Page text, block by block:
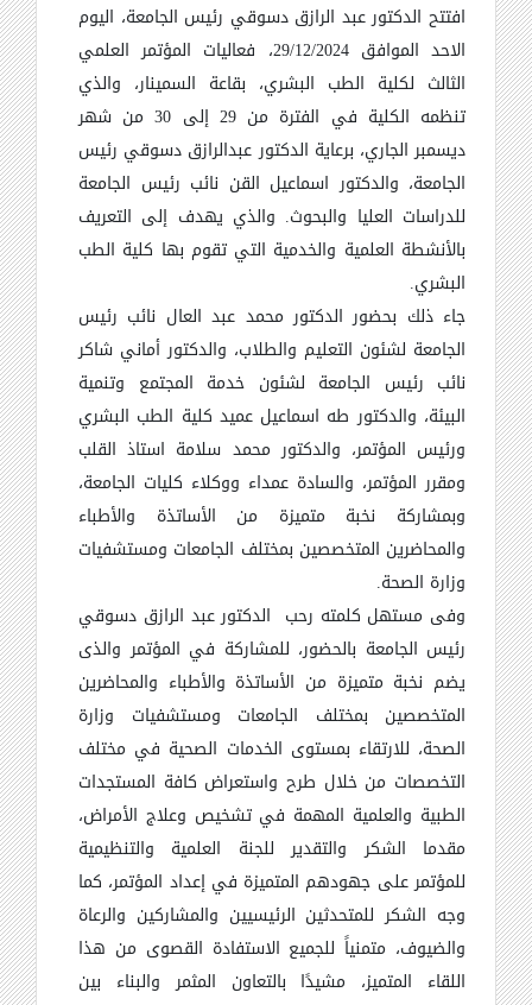
افتتح الدكتور عبد الرازق دسوقي رئيس الجامعة، اليوم
الاحد الموافق 29/12/2024، فعاليات المؤتمر العلمي
الثالث لكلية الطب البشري، بقاعة السمينار، والذي
تنظمه الكلية في الفترة من 29 إلى 30 من شهر
ديسمبر الجاري، برعاية الدكتور عبدالرازق دسوقي رئيس
الجامعة، والدكتور اسماعيل القن نائب رئيس الجامعة
للدراسات العليا والبحوث. والذي يهدف إلى التعريف
بالأنشطة العلمية والخدمية التي تقوم بها كلية الطب
البشري.
جاء ذلك بحضور الدكتور محمد عبد العال نائب رئيس
الجامعة لشئون التعليم والطلاب، والدكتور أماني شاكر
نائب رئيس الجامعة لشئون خدمة المجتمع وتنمية
البيئة، والدكتور طه اسماعيل عميد كلية الطب البشري
ورئيس المؤتمر، والدكتور محمد سلامة استاذ القلب
ومقرر المؤتمر، والسادة عمداء ووكلاء كليات الجامعة،
وبمشاركة نخبة متميزة من الأساتذة والأطباء
والمحاضرين المتخصصين بمختلف الجامعات ومستشفيات
وزارة الصحة.
وفى مستهل كلمته رحب الدكتور عبد الرازق دسوقي
رئيس الجامعة بالحضور، للمشاركة في المؤتمر والذى
يضم نخبة متميزة من الأساتذة والأطباء والمحاضرين
المتخصصين بمختلف الجامعات ومستشفيات وزارة
الصحة، للارتقاء بمستوى الخدمات الصحية في مختلف
التخصصات من خلال طرح واستعراض كافة المستجدات
الطبية والعلمية المهمة في تشخيص وعلاج الأمراض،
مقدما الشكر والتقدير للجنة العلمية والتنظيمية
للمؤتمر على جهودهم المتميزة في إعداد المؤتمر، كما
وجه الشكر للمتحدثين الرئيسيين والمشاركين والرعاة
والضيوف، متمنياً للجميع الاستفادة القصوى من هذا
اللقاء المتميز، مشيدًا بالتعاون المثمر والبناء بين